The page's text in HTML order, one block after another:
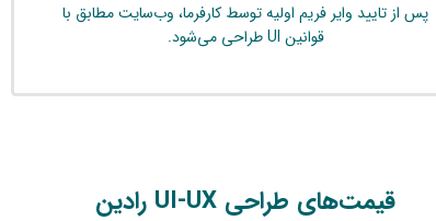
پس از تایید وایر فریم اولیه توسط کارفرما، وب‌سایت مطابق با
قوانین UI طراحی می‌شود.
قیمت‌های طراحی UI-UX رادین